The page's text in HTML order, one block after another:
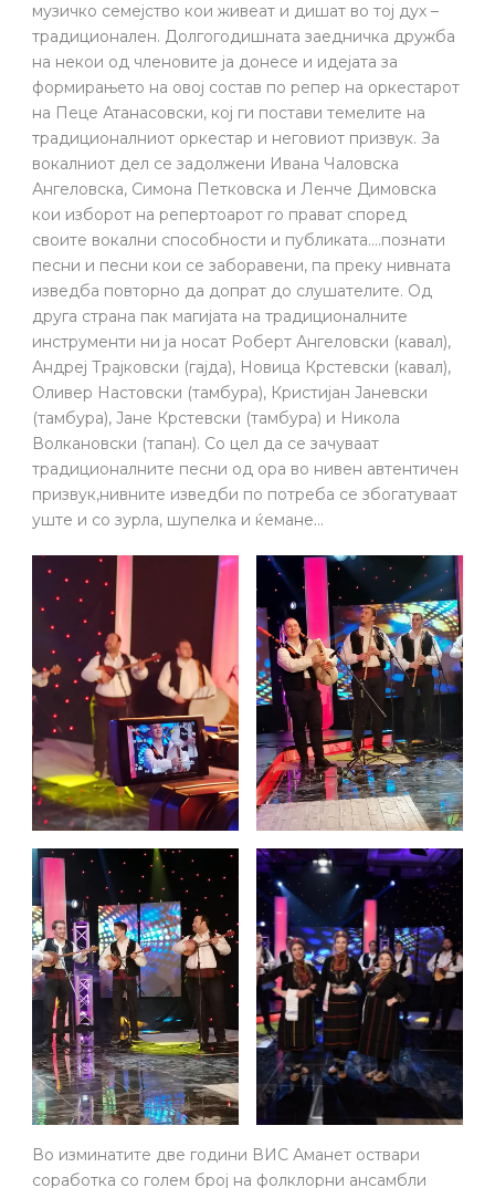
музичко семејство кои живеат и дишат во тој дух –
традиционален. Долгогодишната заедничка дружба
на некои од членовите ја донесе и идејата за
формирањето на овој состав по репер на оркестарот
на Пеце Атанасовски, кој ги постави темелите на
традиционалниот оркестар и неговиот призвук. За
вокалниот дел се задолжени Ивана Чаловска
Ангеловска, Симона Петковска и Ленче Димовска
кои изборот на репертоарот го прават според
своите вокални способности и публиката….познати
песни и песни кои се заборавени, па преку нивната
изведба повторно да допрат до слушателите. Од
друга страна пак магијата на традиционалните
инструменти ни ја носат Роберт Ангеловски (кавал),
Андреј Трајковски (гајда), Новица Крстевски (кавал),
Оливер Настовски (тамбура), Кристијан Јаневски
(тамбура), Јане Крстевски (тамбура) и Никола
Волкановски (тапан). Со цел да се зачуваат
традиционалните песни од ора во нивен автентичен
призвук,нивните изведби по потреба се збогатуваат
уште и со зурла, шупелка и ќемане…
Во изминатите две години ВИС Аманет оствари
соработка со голем број на фолклорни ансамбли